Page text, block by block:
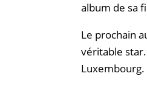
album de sa
Le prochain
véritable
Luxembourg.​​